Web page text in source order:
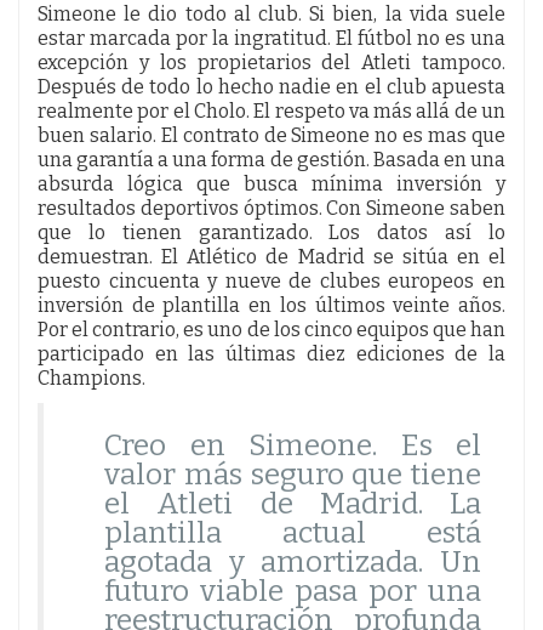
Simeone le dio todo al club. Si bien, la vida suele
estar marcada por la ingratitud. El fútbol no es una
excepción y los propietarios del Atleti tampoco.
Después de todo lo hecho nadie en el club apuesta
realmente por el Cholo. El respeto va más allá de un
buen salario. El contrato de Simeone no es mas que
una garantía a una forma de gestión. Basada en una
absurda lógica que busca mínima inversión y
resultados deportivos óptimos. Con Simeone saben
que lo tienen garantizado. Los datos así lo
demuestran. El Atlético de Madrid se sitúa en el
puesto cincuenta y nueve de clubes europeos en
inversión de plantilla en los últimos veinte años.
Por el contrario, es uno de los cinco equipos que han
participado en las últimas diez ediciones de la
Champions.
Creo en Simeone. Es el
valor más seguro que tiene
el Atleti de Madrid. La
plantilla actual está
agotada y amortizada. Un
futuro viable pasa por una
reestructuración profunda